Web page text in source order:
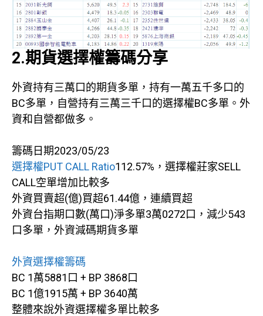
2.期貨選擇權籌碼分享
外資持有三萬口的期貨多單，持有一萬五千多口的
BC多單，自營持有三萬三千口的選擇權BC多單。外
資和自營都做多。
籌碼日期2023/05/23
選擇權PUT CALL Ratio112.57%，選擇權莊家SELL
CALL空單增加比較多
外資買賣超(億)買超61.44億，連續買超
外資台指期口數(萬口)淨多單3萬0272口，減少543
口多單，外資減碼期貨多單
外資選擇權籌碼
BC 1萬5881口 + BP 3868口
BC 1億1915萬 + BP 3640萬
整體來說外資選擇權多單比較多